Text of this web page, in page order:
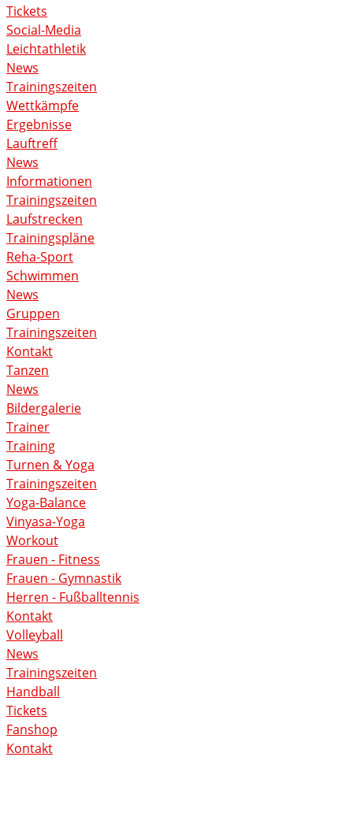
Tickets
Social-Media
Leichtathletik
News
Trainingszeiten
Wettkämpfe
Ergebnisse
Lauftreff
News
Informationen
Trainingszeiten
Laufstrecken
Trainingspläne
Reha-Sport
Schwimmen
News
Gruppen
Trainingszeiten
Kontakt
Tanzen
News
Bildergalerie
Trainer
Training
Turnen & Yoga
Trainingszeiten
Yoga-Balance
Vinyasa-Yoga
Workout
Frauen - Fitness
Frauen - Gymnastik
Herren - Fußballtennis
Kontakt
Volleyball
News
Trainingszeiten
Handball
Tickets
Fanshop
Kontakt